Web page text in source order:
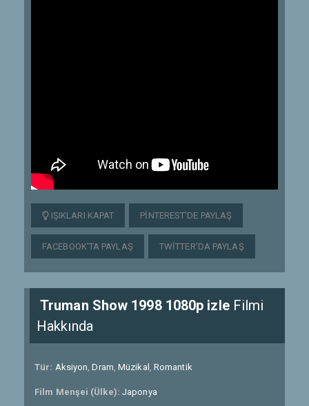
IŞIKLARI KAPAT PINTEREST'DE PAYLAŞ
FACEBOOK'TA PAYLAŞ TWITTER'DA PAYLAŞ
Truman Show 1998 1080p izleFilmi
Hakkında
Tür: Aksiyon,Dram,Müzikal , Romantik
Film Menşei (Ülke): Japonya